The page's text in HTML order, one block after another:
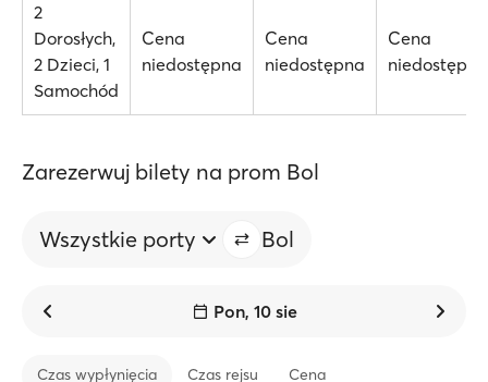
2
Dorosłych,
2 Dzieci, 1
Samochód
Cena
niedostępna
Cena
niedostępna
Cena
niedostępna
Zarezerwuj bilety na prom Bol
Wszystkie porty Bol
Pon, 10 sie
Czas wypłynięcia Czas rejsu Cena